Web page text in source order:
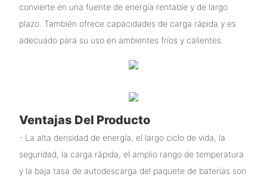
convierte en una fuente de energía rentable y de largo
plazo. También ofrece capacidades de carga rápida y es
adecuado para su uso en ambientes fríos y calientes.
Ventajas Del Producto
- La alta densidad de energía, el largo ciclo de vida, la
seguridad, la carga rápida, el amplio rango de temperatura
y la baja tasa de autodescarga del paquete de baterías son